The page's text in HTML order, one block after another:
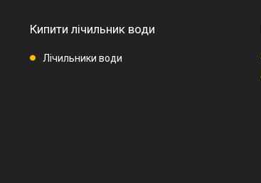
Кипити лічильник води
Лічильники води